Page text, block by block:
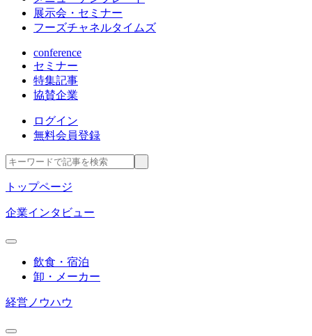
展示会・セミナー
フーズチャネルタイムズ
conference
セミナー
特集記事
協賛企業
ログイン
無料会員登録
トップページ
企業インタビュー
飲食・宿泊
卸・メーカー
経営ノウハウ